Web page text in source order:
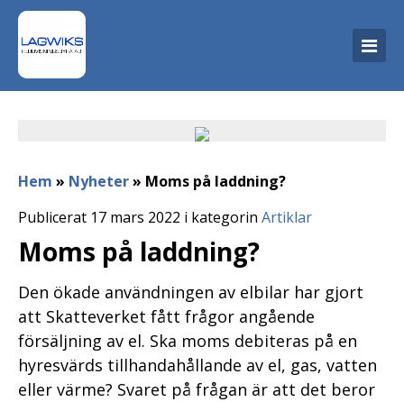
Hem » Nyheter» Moms på laddning?
Publicerat 17 mars 2022 i kategorin Artiklar
Moms på laddning?
Den ökade användningen av elbilar har gjort
att Skatteverket fått frågor angående
försäljning av el. Ska moms debiteras på en
hyresvärds tillhandahållande av el, gas, vatten
eller värme? Svaret på frågan är att det beror